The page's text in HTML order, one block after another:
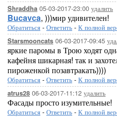
Shraddha 05-03-2017-23:00 удалить
Bucavca, )))мир удивителен!
Обратиться - Ответить - К полной
Starsmooncats 06-03-2017-09:45
яркие паромы в Трою ходят
кафейня шикарная! так и
пироженкой позавтракать))))
Обратиться - Ответить - К полной
atrus28 06-03-2017-11:12 удалить
Фасады просто изумительные!
Обратиться - Ответить - К полной